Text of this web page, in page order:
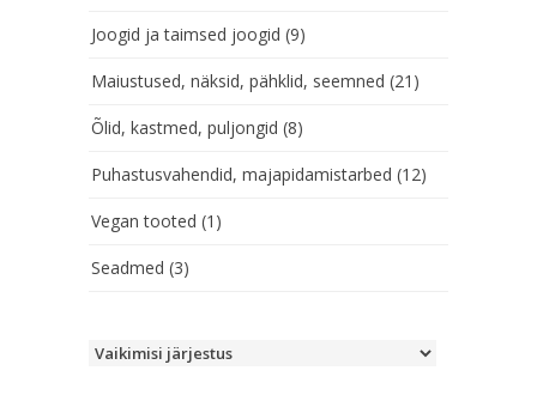
Joogid ja taimsed joogid (9)
Maiustused, näksid, pähklid, seemned (21)
Õlid, kastmed, puljongid (8)
Puhastusvahendid, majapidamistarbed (12)
Vegan tooted (1)
Seadmed (3)